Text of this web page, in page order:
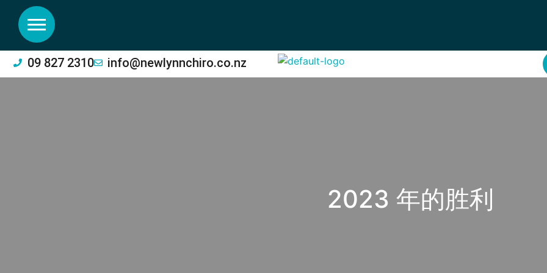
09 827 2310 info@newlynnchiro.co.nz
2023 年的胜利